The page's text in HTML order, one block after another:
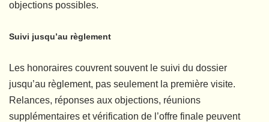
objections possibles.
Suivi jusqu’au règlement
Les honoraires couvrent souvent le suivi du dossier
jusqu’au règlement, pas seulement la première visite.
Relances, réponses aux objections, réunions
supplémentaires et vérification de l’offre finale peuvent